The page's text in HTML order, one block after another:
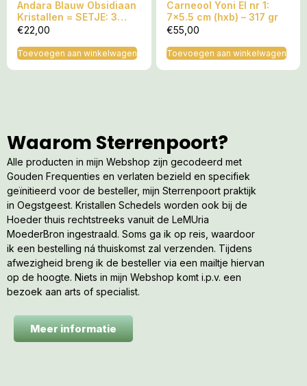
www.aardehealing.com
www.worldpeacehealingcircles.nl
www.mariavandergeest.com
Ik maak de lezer er tot slot op attent:
de plaats van een bezoek aan uw arts / specialist.
Ontdek meer van Sterrenpoort
Abonneer je om de nieuwste berichten naar je e-mail te
laten verzenden.
Gratis abonneren
Andara Blauw Obsidiaan
Kristallen = SETJE: 3
stuks totaal +/- 20 gram
€22,00
Toevoegen aan winkelwagen
Carneool Yoni EI nr 1:
7×5.5 cm (hxb) – 317 gr
€55,00
Toevoegen aan winkelwagen
Waarom Sterrenpoort?
Alle producten in mijn Webshop zijn gecodeerd met
Gouden Frequenties en verlaten bezield en specifiek
geïnitieerd voor de besteller, mijn Sterrenpoort praktijk
in Oegstgeest. Kristallen Schedels worden ook bij de
Hoeder thuis rechtstreeks vanuit de LeMUria
MoederBron ingestraald. Soms ga ik op reis, waardoor
ik een bestelling ná thuiskomst zal verzenden. Tijdens
afwezigheid breng ik de besteller via een mailtje hiervan
op de hoogte. Niets in mijn Webshop komt i.p.v. een
bezoek aan arts of specialist.
Meer informatie